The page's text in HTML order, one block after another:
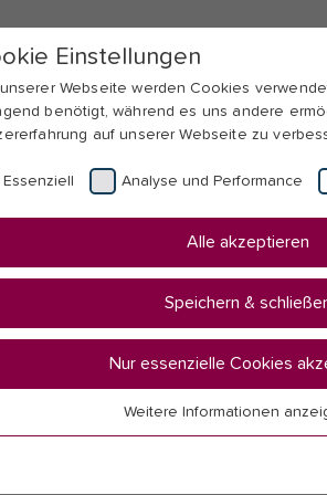
(ZQM)
und
Einstellungen
Webseite werden Cookies
benötigt, während es uns andere
auf unserer Webseite zu
Essenziell Analyse und Performance
Alle akzeptieren
Speichern &
Nur essenzielle Cookies
Cookies werden für grundlegende
Weitere Informationen